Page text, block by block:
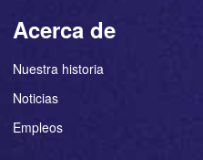
Acerca de
Nuestra historia
Noticias
Empleos